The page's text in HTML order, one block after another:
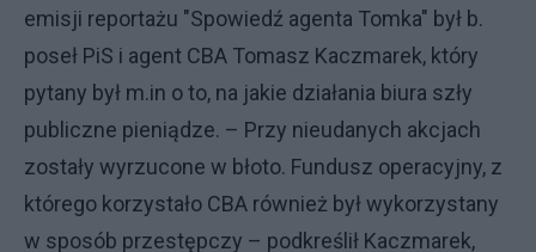
emisji reportażu "Spowiedź agenta Tomka" był b.
poseł PiS i agent CBA Tomasz Kaczmarek, który
pytany był m.in o to, na jakie działania biura szły
publiczne pieniądze. – Przy nieudanych akcjach
zostały wyrzucone w błoto. Fundusz operacyjny, z
którego korzystało CBA również był wykorzystany
w sposób przestępczy – podkreślił Kaczmarek,